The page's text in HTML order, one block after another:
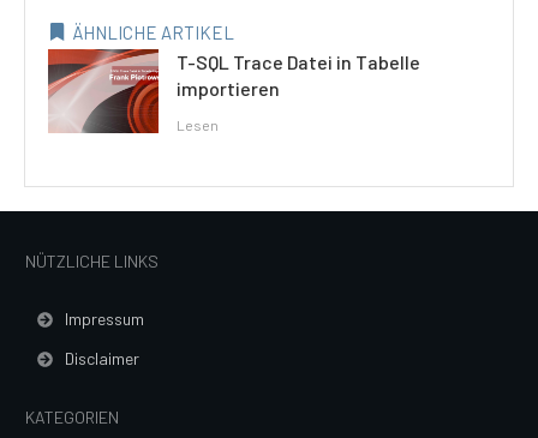
ÄHNLICHE ARTIKEL
T-SQL Trace Datei in Tabelle
importieren
Lesen
NÜTZLICHE LINKS
Impressum
Disclaimer
KATEGORIEN